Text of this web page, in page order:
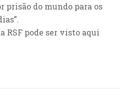
prisão do mundo para os
RSF pode ser visto aqui